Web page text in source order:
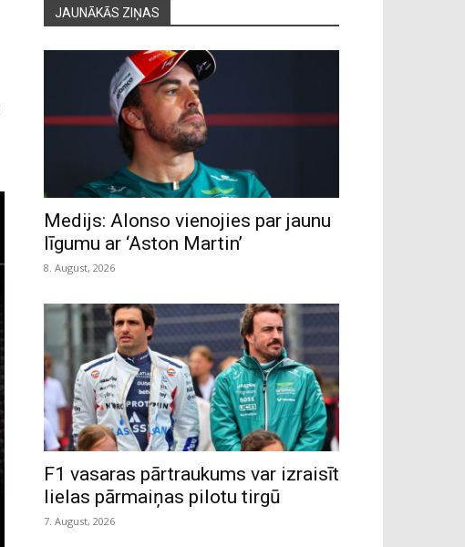
JAUNĀKĀS ZIŅAS
Medijs: Alonso vienojies par jaunu
līgumu ar ‘Aston Martin’
8. August, 2026
F1 vasaras pārtraukums var izraisīt
lielas pārmaiņas pilotu tirgū
7. August, 2026